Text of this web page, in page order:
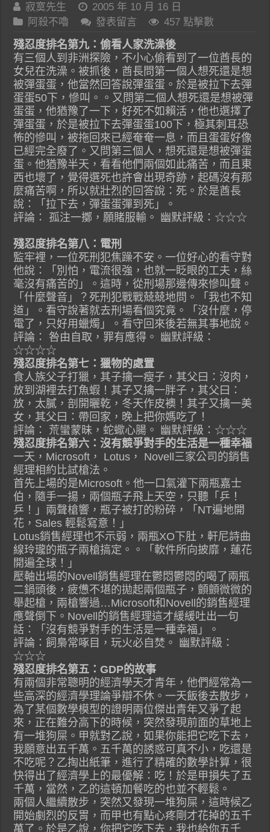
寂寞先生
2005 年 10 月 16 日
阿殺不嚕
發表留言 457 點擊數
殘忍度排名第九：偷看人家洗澡後
有三個人到非洲探險，不小心偷看到了一位酋長的
女兒在洗澡。被抓後，酋長問第一個人想死還是想
被彈蛋蛋，他當然回答說彈蛋蛋。於是被拉下去彈
蛋蛋50下，慘叫。。又問第二個人想死還是想被彈
蛋蛋，他猶豫了一下，好死不如賴活，他也選擇了
彈蛋蛋，於是被拉下去彈蛋蛋100下，極其刺耳恐
怖的慘叫，被拖回來已經奄奄一息，而且蛋蛋好像
已經完全廢了。又問第三個人，想死還是想被彈蛋
蛋。他猶豫半天，看看他們兩個如此痛苦，而且東
西也壞了，覺得選死也許會出現奇跡，起碼沒有那
麼痛苦啊，所以就壯烈的回答說：死。於是酋長
說：「拉下去，彈蛋蛋彈到死」。
評論： 孤注一擲，願賭服輸。 幽默評級：☆☆☆
殘忍度排名第八：電刑
監牢裡，一位死刑犯焦躁不安。一位好心的看守對
他說：「別怕，電流很強，也就一眨眼的工夫，絲
毫沒有痛苦的」。這時，從刑場那邊傳來慘叫聲。
「什麼聲音」？死刑犯戰戰兢兢地問。「我也不知
道」。看守說著就去刑場看個究竟。「沒什麼，停
電了，只好用蠟燭」。看守回來後若無其事地說。
評論： 咎由自取，罪有應得。 幽默評級：
☆☆☆☆
殘忍度排名第七：獵物的處置
食人族父子打獵，其子擒一瘦子，其父曰：沒肉，
放到湖裡去打魚蝦！其子又擒一胖子，其父曰：
放，太膩，剖開曬乾，冬天作皮襖！其子又擒一美
女，其父曰：帶回家，晚上把你媽吃了！
評論： 荒蠻蒙昧，蛇蠍心腸。 幽默評級：☆☆☆
殘忍度排名第六：沒有競爭對手的生活是一種幸福
一天，Microsoft， Lotus， Novell三家公司的銷售
經理相約比試槍法。
首先上場的是Microsoft。他一口氣灌下兩瓶嘉士
伯，隨手一揚，兩個瓶子飛上天空，只聽「乒！
乒！」兩聲槍響，瓶子被打的粉碎，「NT遍地開
花，Sales 輕鬆寫意！」
Lotus銷售經理也不示弱，兩瓶XO下肚，軒尼詩曲
線玲瓏的瓶子兩槍搞定。。「軟件所向披靡，蓮花
開遍全球！」
壓軸出場的Novell銷售經理在鬱悶鬱悶的喝了兩瓶
二鍋頭後，疲憊不堪的拋起兩個瓶子，顫顫微微的
舉起槍，兩槍響過…Microsoft和Novell的銷售經理
應聲倒下。Novell的銷售經理這才緩緩吐出一句
話：「沒有競爭對手的生活是一種幸福」。
評論：飼梟常啄目，玩火必自焚。 幽默評級：
☆☆☆
殘忍度排名第五：GDP的故事
有兩個非常聰明的經濟學天才青年，他們經常為一
些高深的經濟學理論爭辯不休。一天飯後去散步，
為了某個數學模型的證明兩位傑出青年又爭了起
來，正在難分高下的時候，突然發現前面的草地上
有一堆狗屎。甲就對乙說，如果你能把它吃下去，
我願意出五千萬。五千萬的誘惑可真不小，吃還是
不吃呢？乙掏出紙筆，進行了精確的數學計算，很
快得出了經濟學上的最優解：吃！於是甲損失了五
千萬，當然，乙的這頓加餐吃的也並不輕鬆。
兩個人繼續散步，突然又發現一堆狗屎，這時候乙
開始劇烈的反胃，而甲也有點心疼剛才花掉的五千
萬了。於是乙說，你把它吃下去，我也給你五千